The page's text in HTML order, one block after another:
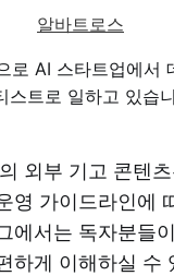
알바트로스
로 AI 스타트업에서
스트로 일하고 있습
외부 기고 콘텐
영 가이드라인에
에서는 독자분들
하게 이해하실 수